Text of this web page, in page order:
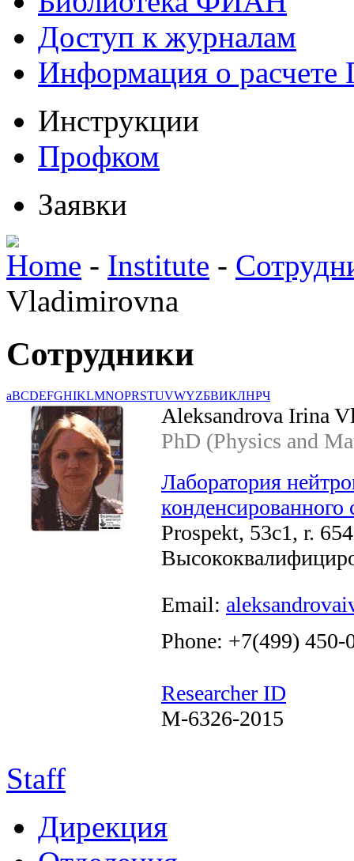
Доступ к журналам
Информация о
Инструкции
Профком
Заявки
Home - Institute -
Vladimirovna
Сотрудники
aBCDEFGHIKLMNOPRSTUVWYZБВИКЛНРЧ
Aleksandrova Irina
PhD (Physics and
Лаборатория
конденсированного
Prospekt, 53c1, r. 654
Email:
Phone: +7(499) 450-
Researcher ID
M-6326-2015
Staff
Дирекция